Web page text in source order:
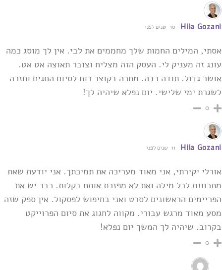
Hila Gozani 10 שנים לפני
אסתי, המילים החמות שלך מחממים את לבי. אין לך מוסג כמה
עונג זה מעניק לי. העסק הזה מצליח ‏וצובר תאוצה אט אט.
אושר גדול. תודה רבה. מחכה בקוצר רוח לסיום החגים וחזרה
לשגרת ימי שלישי. ‏יום נפלא שיהיה לך‎!‎
0
Hila Gozani 11 שנים לפני
אורלי יקירתי, אני מאוד מעריכה את תמיכתך. אני יודעת שאת
מתכוונת לכל מילה ואת לא מפזרת אותם בקלות. כבר יש את
הפריימים הראשונים לסרט ואני בחיפוש לפסקול. אין ספק שזה
מסע מאוד מרגש עבורי. מקווה לחגוג את סיום הפרוייקט
בקרוב. שיהיה לך המשך יום נפלא!
0